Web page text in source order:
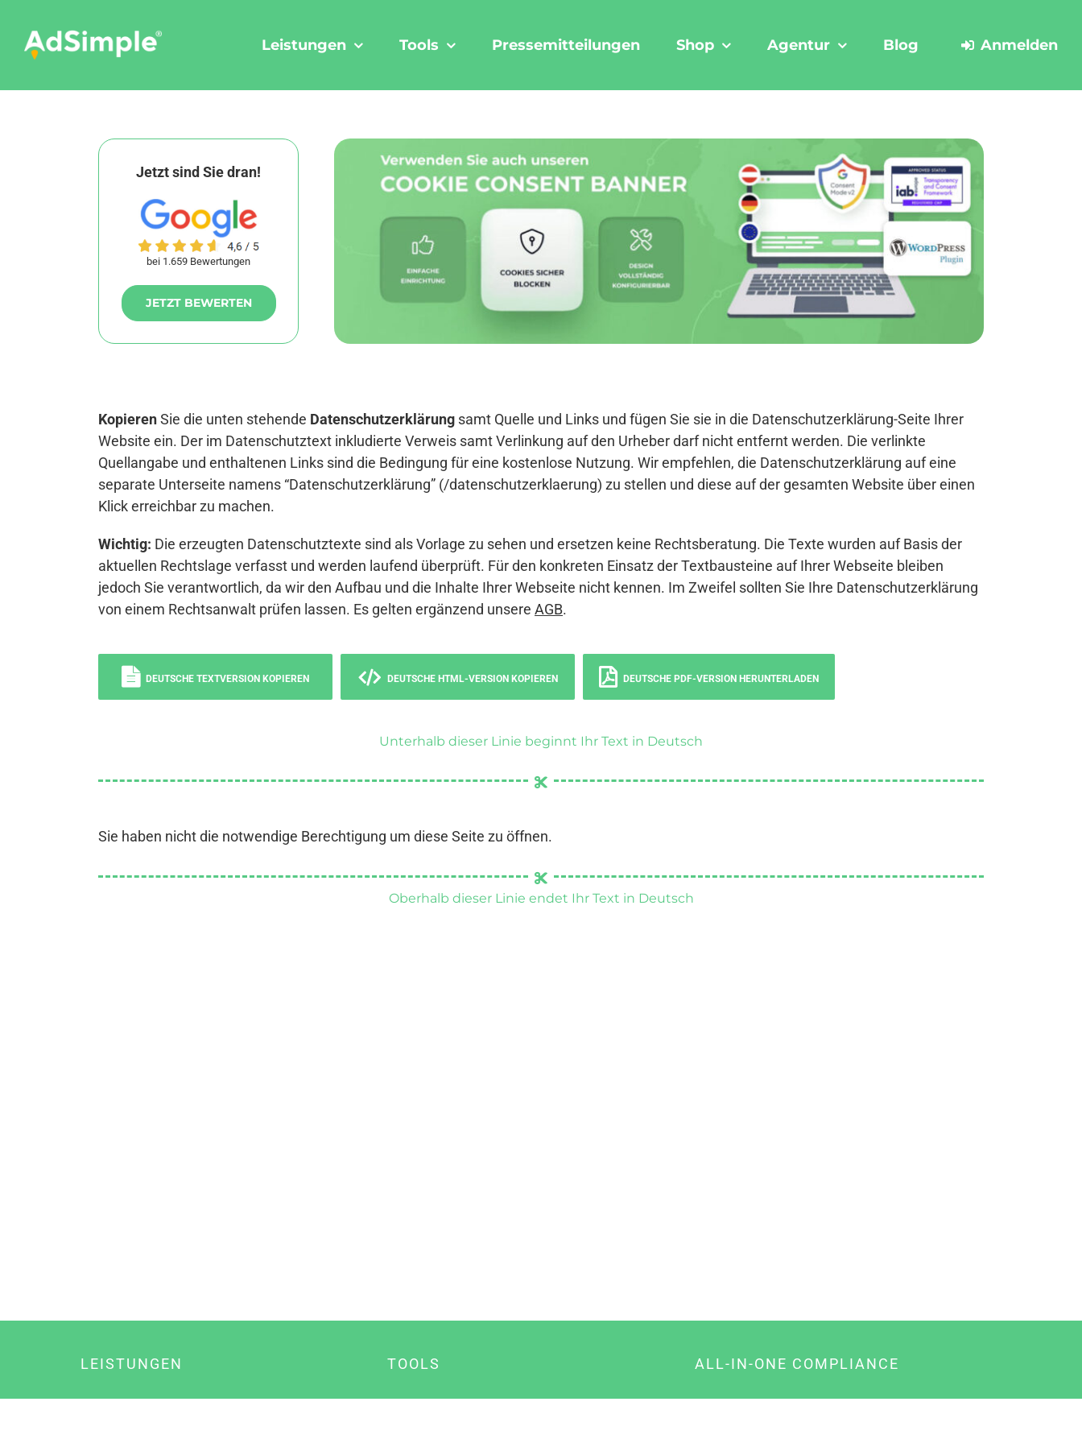
content
Leistungen Tools Pressemitteilungen Shop Agentur Blog Anmelden
Jetzt sind Sie dran!
bei 1.659 Bewertungen
JETZT BEWERTEN
KopierenSie die unten stehende Datenschutzerklärung samt Quelle und Links und fügen Sie sie in die Datenschutzerklärung-Seite Ihrer
Website ein. Der im Datenschutztext inkludierte Verweis samt Verlinkung auf den Urheber darf nicht entfernt werden. Die verlinkte
Quellangabe und enthaltenen Links sind die Bedingung für eine kostenlose Nutzung. Wir empfehlen, die Datenschutzerklärung auf eine
separate Unterseite namens “Datenschutzerklärung” (/datenschutzerklaerung) zu stellen und diese auf der gesamten Website über einen
Klick erreichbar zu machen.
Wichtig: Die erzeugten Datenschutztexte sind als Vorlage zu sehen und ersetzen keine Rechtsberatung. Die Texte wurden auf Basis der
aktuellen Rechtslage verfasst und werden laufend überprüft. Für den konkreten Einsatz der Textbausteine auf Ihrer Webseite bleiben
jedoch Sie verantwortlich, da wir den Aufbau und die Inhalte Ihrer Webseite nicht kennen. Im Zweifel sollten Sie Ihre Datenschutzerklärung
von einem Rechtsanwalt prüfen lassen. Es gelten ergänzend unsere AGB.
DEUTSCHE TEXTVERSION KOPIEREN DEUTSCHE HTML-VERSION KOPIEREN DEUTSCHE PDF-VERSION HERUNTERLADEN
Unterhalb dieser Linie beginnt Ihr Text in Deutsch
Sie haben nicht die notwendige Berechtigung um diese Seite zu öffnen.
Oberhalb dieser Linie endet Ihr Text in Deutsch
LEISTUNGEN TOOLS ALL-IN-ONE COMPLIANCE